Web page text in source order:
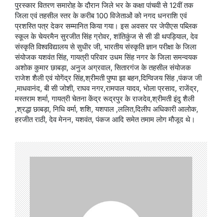
पुरस्कार वितरण समारोह के दौरान जिले भर के कक्षा पांचवी से 12वीं तक
जिला एवं तहसील स्तर के करीब 100 विजेताओं को नगद धनराशि एवं
प्रशस्ति पत्र देकर सम्मानित किया गया। इस अवसर पर जेपीएस पब्लिक
स्कूल के चेयरमैन सुरजीत सिंह ग्रोवर, शांतिकुंज से सी डी थपड़ियाल, देव
संस्कृति विश्वविद्यालय से सुधीर जी, भारतीय संस्कृति ज्ञान परीक्षा के जिला
संयोजक यशवंत सिंह, गायत्री परिवार उधम सिंह नगर के जिला समन्वयक
अशोक कुमार छाबड़ा, अनुज अग्रवाल, सितारगंज के तहसील संयोजक
राजेश शैली एवं योगेंद्र सिंह,श्रीमती पुष्पा झा बहन,दिग्विजय सिंह ,पंकज जी
,माधवानंद, बी सी जोशी, राघव नगर,रामपाल यादव, भोला प्रसाद, राजेंद्र,
मस्तराम शर्मा, गायत्री चेतना केंद्र रूद्रपुर के राजदेव,श्रीमती इंदु शैली
,श्रद्धा छाबड़ा, निधि वर्मा, शशि, यशपाल ,ललित,दिलीप अधिकारी आलोक,
हरजीत राठी, देव मेनन, यशवंत, पंकज आदि समेत तमाम लोग मौजूद थे।